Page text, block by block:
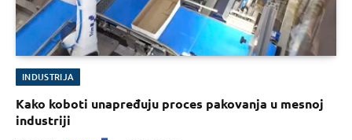
INDUSTRIJA
Kako koboti unapređuju proces pakovanja u mesnoj
industriji